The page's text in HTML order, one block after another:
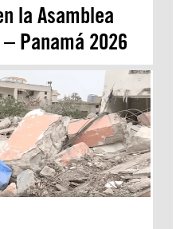
la Asamblea
– Panamá 2026